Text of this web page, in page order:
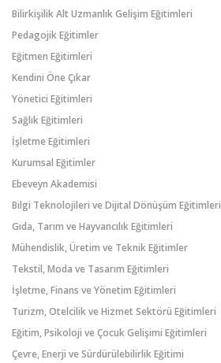
Bilirkişilik Alt Uzmanlık Gelişim Eğitimleri
Pedagojik Eğitimler
Eğitmen Eğitimleri
Kendini Öne Çıkar
Yönetici Eğitimleri
Sağlık Eğitimleri
İşletme Eğitimleri
Kurumsal Eğitimler
Ebeveyn Akademisi
Bilgi Teknolojileri ve Dijital Dönüşüm Eğitimleri
Gıda, Tarım ve Hayvancılık Eğitimleri
Mühendislik, Üretim ve Teknik Eğitimler
Tekstil, Moda ve Tasarım Eğitimleri
İşletme, Finans ve Yönetim Eğitimleri
Turizm, Otelcilik ve Hizmet Sektörü Eğitimleri
Eğitim, Psikoloji ve Çocuk Gelişimi Eğitimleri
Çevre, Enerji ve Sürdürülebilirlik Eğitimi